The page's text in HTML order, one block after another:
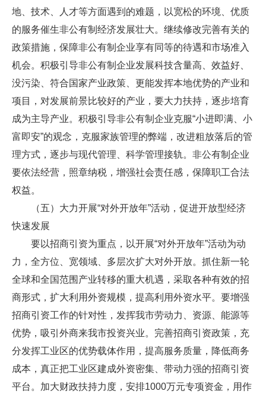
地、技术、人才等方面遇到的难题，以宽松的环境、优质
的服务催生非公有制经济发展壮大。继续修改完善有关的
政策措施，保障非公有制企业享有同等的待遇和市场准入
机会。积极引导非公有制企业发展科技含量高、效益好、
没污染、符合国家产业政策、更能发挥本地优势的产业和
项目，对发展前景比较好的产业，要大力扶持，逐步培育
成为主导产业。积极引导非公有制企业克服“小进即满、小
富即安”的观念，克服家族管理的弊端，改进粗放落后的管
理方式，逐步与现代管理、科学管理接轨。非公有制企业
要依法经营，照章纳税，增强社会责任感，保障职工合法
权益。
（五）大力开展“对外开放年”活动，促进开放型经济
快速发展
要以招商引资为重点，以开展“对外开放年”活动为动
力，全方位、宽领域、多层次扩大对外开放。抓住新一轮
全球和全国范围产业转移的重大机遇，采取各种有效的招
商形式，扩大利用外资规模，提高利用外资水平。要增强
招商引资工作的针对性，发挥我市劳动力、资源、能源等
优势，吸引外商来我市投资兴业。完善招商引资政策，充
分发挥工业区的优势载体作用，提高服务质量，降低商务
成本，真正把工业区建成外资密集、带动力强的招商引资
平台。加大财政扶持力度，安排1000万元专项资金，用作